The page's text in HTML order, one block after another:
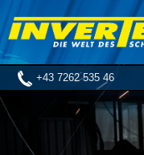
+43 7262 535 46